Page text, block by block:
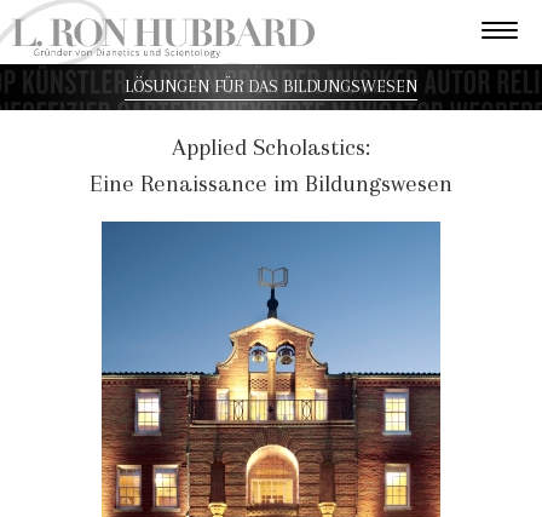
LÖSUNGEN FÜR DAS BILDUNGSWESEN
Applied Scholastics:
Eine Renaissance im Bildungswesen